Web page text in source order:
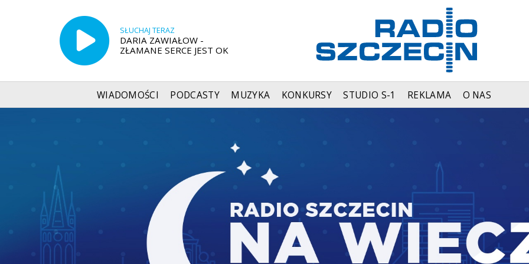
SŁUCHAJ TERAZ
DARIA ZAWIAŁOW -
ZŁAMANE SERCE JEST OK
WIADOMOŚCI PODCASTY MUZYKA KONKURSY STUDIO S-1 REKLAMA O NAS